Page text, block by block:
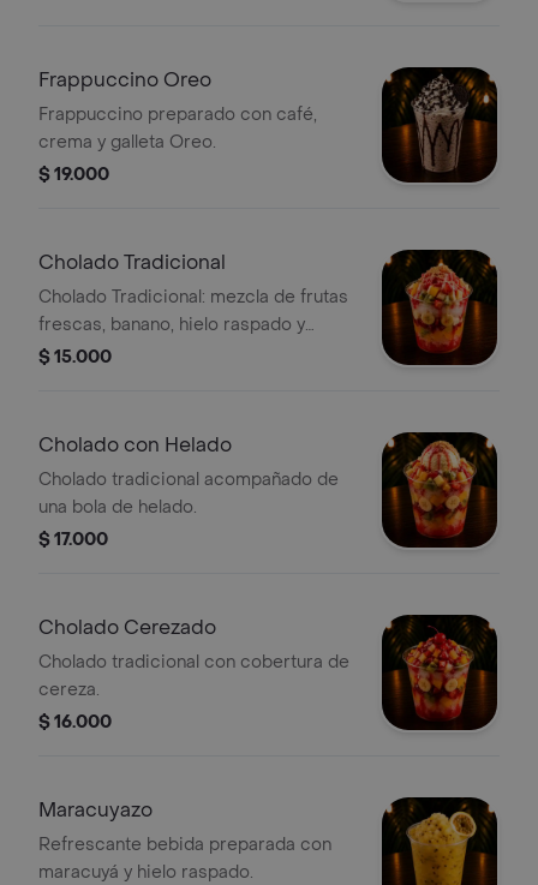
Frappuccino Oreo
Frappuccino preparado con café,
crema y galleta Oreo.
$ 19.000
Cholado Tradicional
Cholado Tradicional: mezcla de frutas
frescas, banano, hielo raspado y
jarabes.
$ 15.000
Cholado con Helado
Cholado tradicional acompañado de
una bola de helado.
$ 17.000
Cholado Cerezado
Cholado tradicional con cobertura de
cereza.
$ 16.000
Maracuyazo
Refrescante bebida preparada con
maracuyá y hielo raspado.